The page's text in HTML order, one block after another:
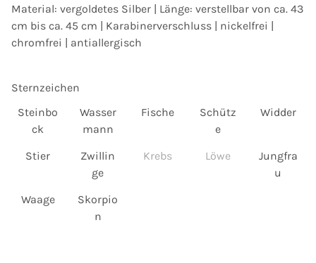
Material: vergoldetes Silber | Länge: verstellbar von ca. 43
cm bis ca. 45 cm | Karabinerverschluss | nickelfrei |
chromfrei | antiallergisch
Sternzeichen
Steinbo
ck Steinbock
Wasser
mannWassermann
FischeFischeSchütz
eSchütze
Widder
StierStier
Zwillin
geZwillinge
KrebsKrebs LöweLöwe
Jungfra
u
WaageWaageSkorpio
nSkorpion